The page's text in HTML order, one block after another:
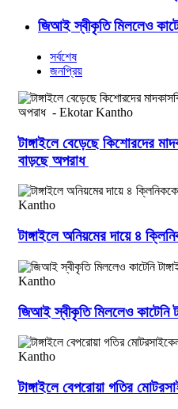
জিআই স্বীকৃতি মিললেও
সর্বশেষ
জনপ্রিয়
টাঙ্গাইলে বেড়েছে কিশোরদের
বাড়ছে অপরাধ
টাঙ্গাইলে অনিয়মের দায়ে ৪
জিআই স্বীকৃতি মিললেও কাটেনি
টাঙ্গাইলে বেপরোয়া গতির